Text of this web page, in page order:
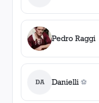
Pedro Raggi
DA Danielli ⚽
0gol